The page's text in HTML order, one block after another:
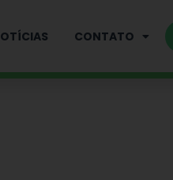
CONTATO